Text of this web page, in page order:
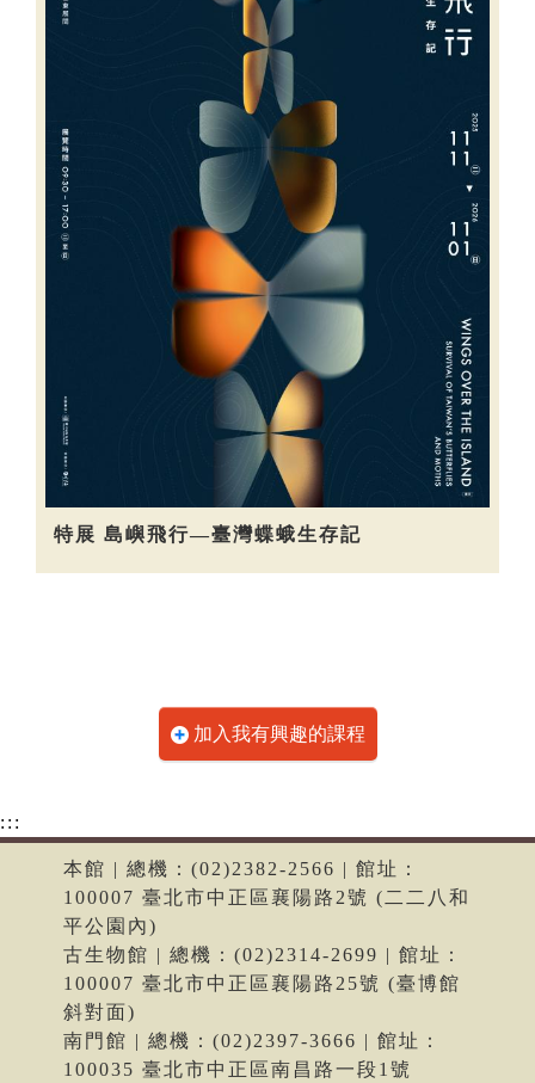
特展 島嶼飛行—臺灣蝶蛾生存記
加入我有興趣的課程
:::
本館 | 總機：(02)2382-2566 | 館址：
100007 臺北市中正區襄陽路2號 (二二八和
平公園內)
古生物館 | 總機：(02)2314-2699 | 館址：
100007 臺北市中正區襄陽路25號 (臺博館
斜對面)
南門館 | 總機：(02)2397-3666 | 館址：
100035 臺北市中正區南昌路一段1號